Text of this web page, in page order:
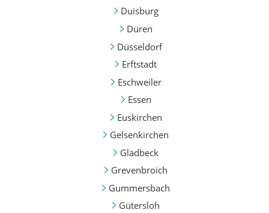
Duisburg
Düren
Düsseldorf
Erftstadt
Eschweiler
Essen
Euskirchen
Gelsenkirchen
Gladbeck
Grevenbroich
Gummersbach
Gütersloh